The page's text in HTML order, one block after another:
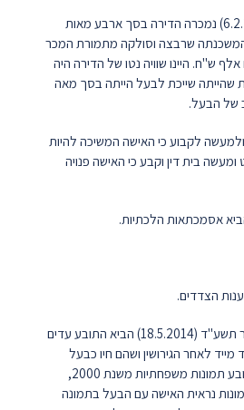
בתאריך ד' באדר תשס"ג (6.2.2003) נמכרה הדירה בסך ארבע מאות
שרבצה וסולקה מתמורת המכר
ש"ח. היינו שוויה נטו של הדירה היה
שהייתה שייכת לבעל הייתה בסך מאה
של הבעל.
לקבוע כי האישה המשיכה להיות
בית דין וקבע כי האישה פנויה
אסמכתאות הלכתיות.
הצדדים.
בדיון שהתקיים בתאריך י"ח באייר תשע"ד (18.5.2014) הביא התובע עדים
לאחר הגירושין ושהם חיו כבעל
ואישה לכל דבר. כמו כן הציג התובע תמונות משפחתיות משנת 2000,
נראית האישה עם הבעל בתמונה